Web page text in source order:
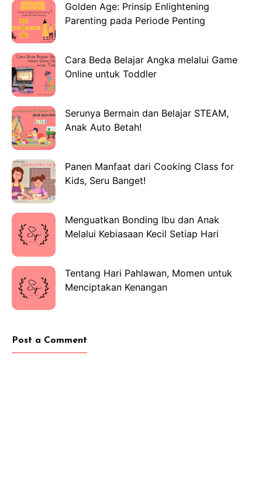
Golden Age: Prinsip Enlightening
Parenting pada Periode Penting
Cara Beda Belajar Angka melalui Game
Online untuk Toddler
Serunya Bermain dan Belajar STEAM,
Anak Auto Betah!
Panen Manfaat dari Cooking Class for
Kids, Seru Banget!
Menguatkan Bonding Ibu dan Anak
Melalui Kebiasaan Kecil Setiap Hari
Tentang Hari Pahlawan, Momen untuk
Menciptakan Kenangan
Post a Comment